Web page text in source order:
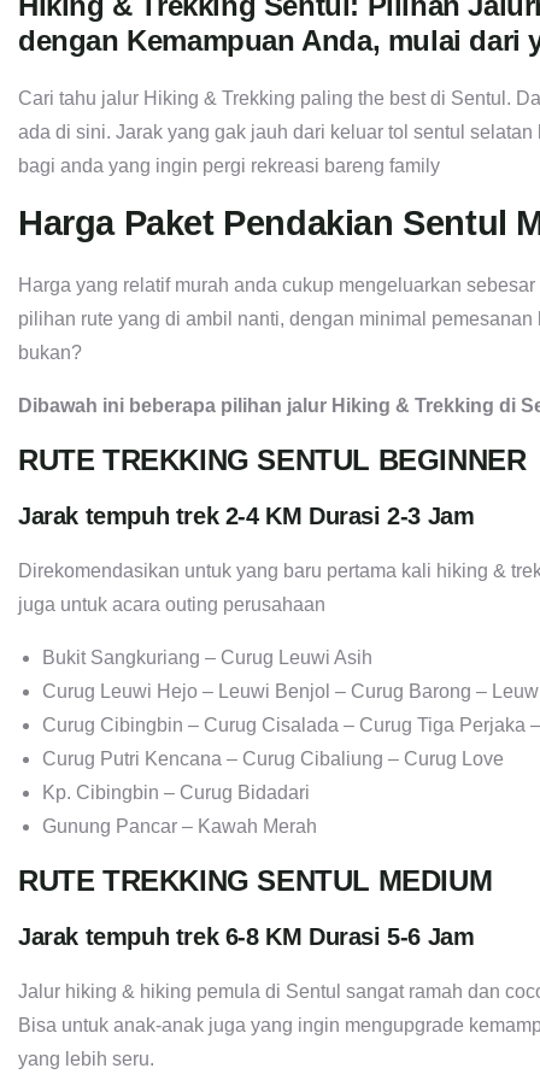
dengan Kemampuan Anda, mulai dari
Cari tahu jalur Hiking & Trekking paling the best di Sentul.
ada di sini. Jarak yang gak jauh dari keluar tol sentul
bagi anda yang ingin pergi rekreasi bareng family
Harga Paket Pendakian Sentul
Harga yang relatif murah anda cukup mengeluarkan
pilihan rute yang di ambil nanti, dengan minimal
bukan?
Dibawah ini beberapa pilihan jalur Hiking & Trekking di
RUTE TREKKING SENTUL BEGINNER
Jarak tempuh trek 2-4 KM Durasi 2-3 Jam
Direkomendasikan untuk yang baru pertama kali hiking &
juga untuk acara outing perusahaan
Bukit Sangkuriang – Curug Leuwi Asih
Curug Leuwi Hejo – Leuwi Benjol – Curug Barong –
Curug Cibingbin – Curug Cisalada – Curug Tiga Perjaka
Curug Putri Kencana – Curug Cibaliung – Curug Love
Kp. Cibingbin – Curug Bidadari
Gunung Pancar – Kawah Merah
RUTE TREKKING SENTUL MEDIUM
Jarak tempuh trek 6-8 KM Durasi 5-6 Jam
Jalur hiking & hiking pemula di Sentul sangat ramah dan
Bisa untuk anak-anak juga yang ingin mengupgrade
yang lebih seru.